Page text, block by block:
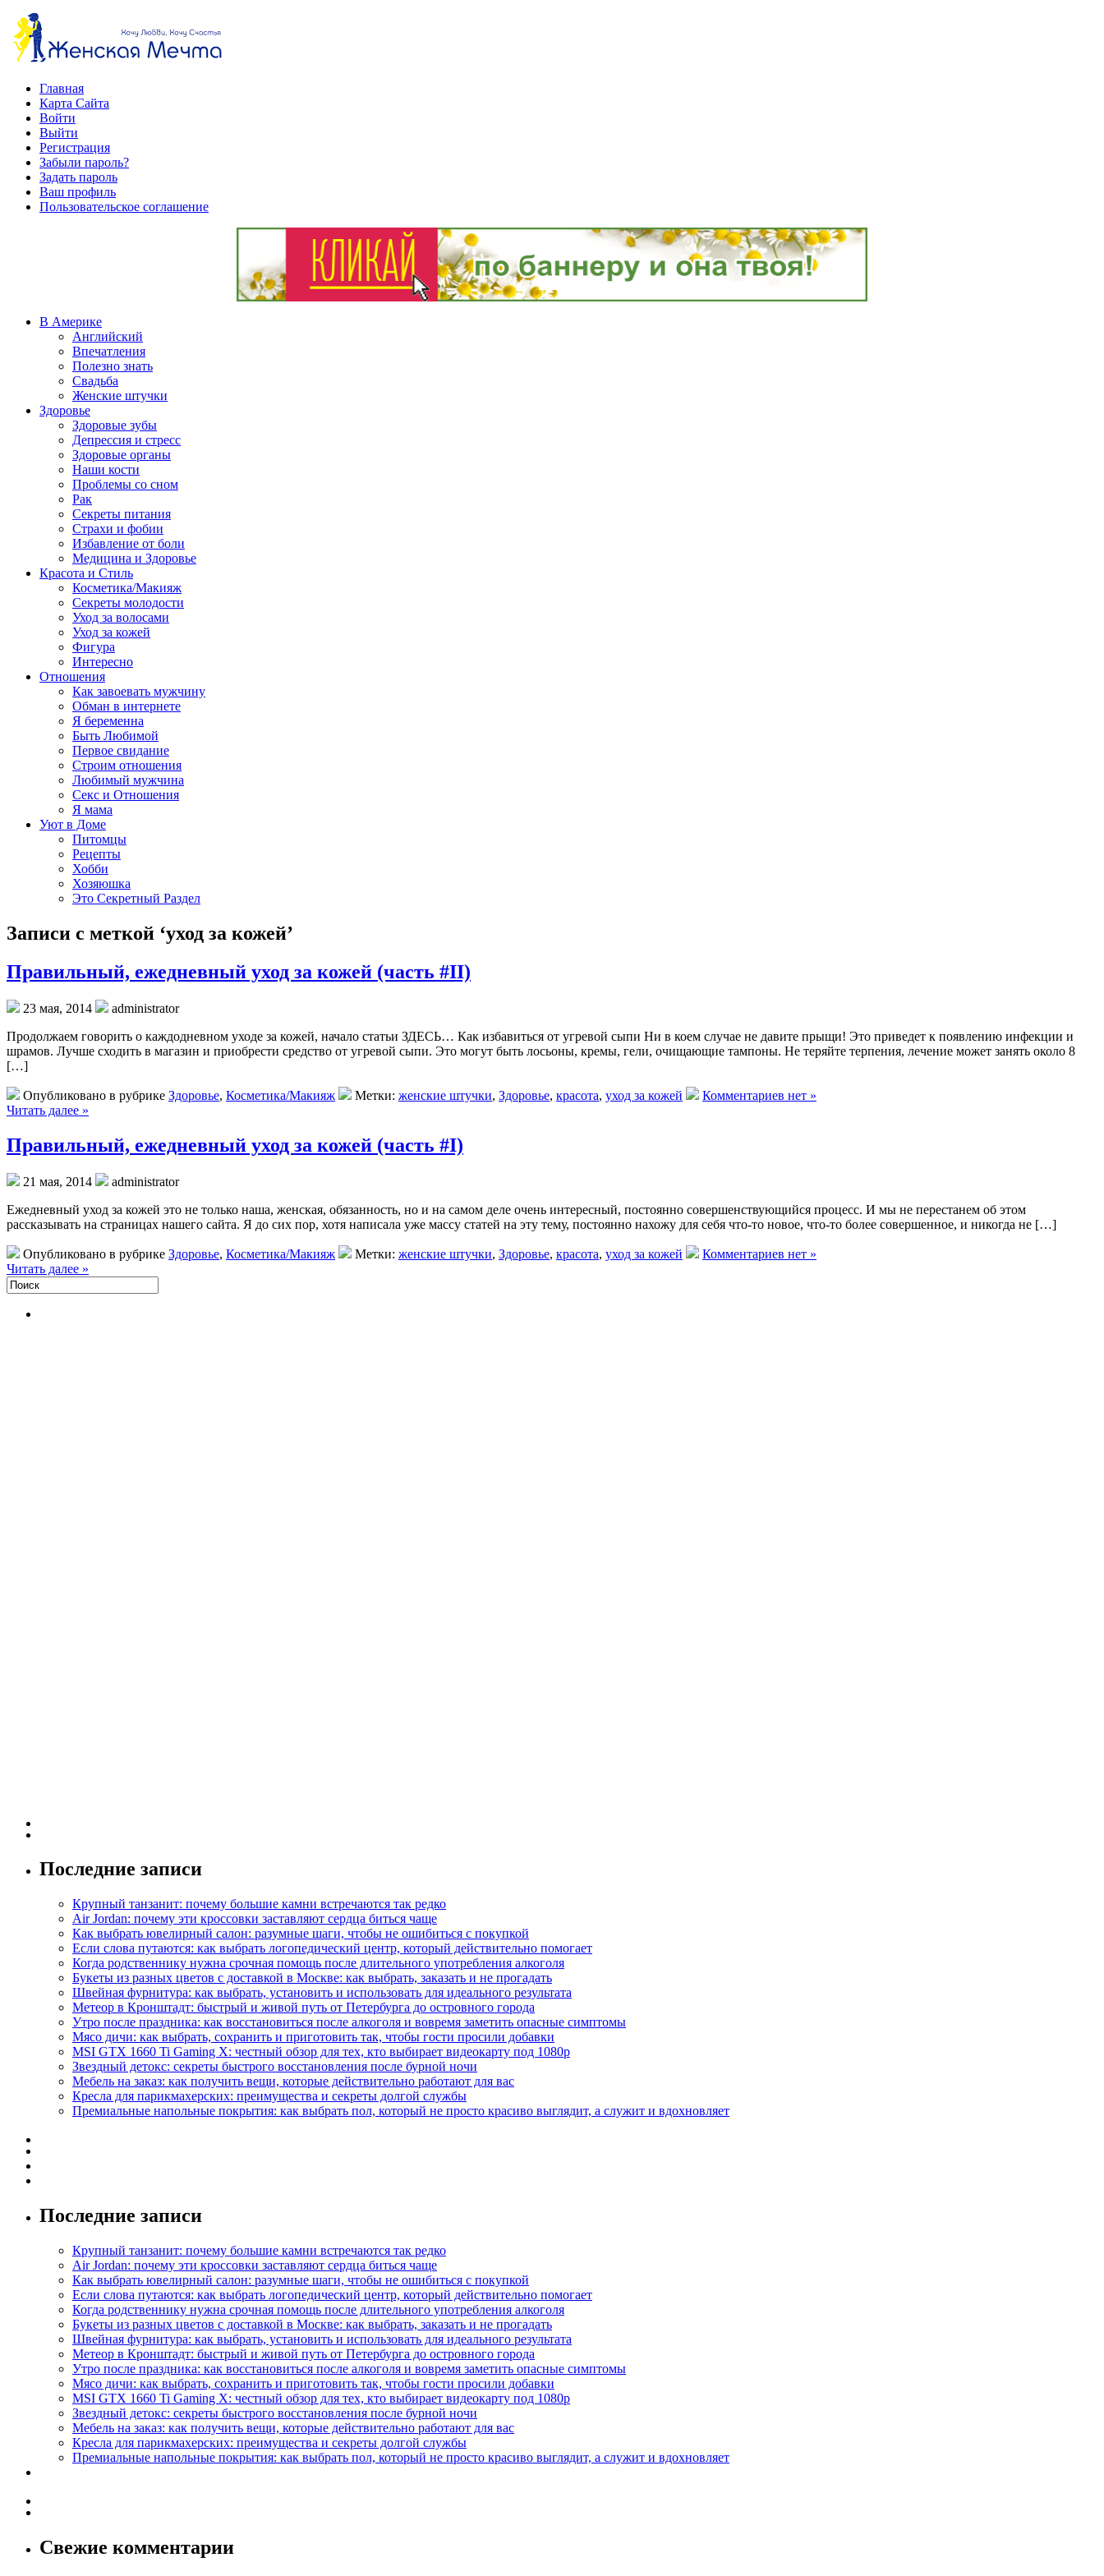
Главная
Карта Сайта
Войти
Выйти
Регистрация
Забыли пароль?
Задать пароль
Ваш профиль
Пользовательское соглашение
В Америке
Английский
Впечатления
Полезно знать
Свадьба
Женские штучки
Здоровье
Здоровые зубы
Депрессия и стресс
Здоровые органы
Наши кости
Проблемы со сном
Рак
Секреты питания
Страхи и фобии
Избавление от боли
Медицина и Здоровье
Красота и Стиль
Косметика/Макияж
Секреты молодости
Уход за волосами
Уход за кожей
Фигура
Интересно
Отношения
Как завоевать мужчину
Обман в интернете
Я беременна
Быть Любимой
Первое свидание
Строим отношения
Любимый мужчина
Секс и Отношения
Я мама
Уют в Доме
Питомцы
Рецепты
Хобби
Хозяюшка
Это Секретный Раздел
Записи с меткой ‘уход за кожей’
Правильный, ежедневный уход за кожей (часть #II)
23 мая, 2014
administrator
Продолжаем говорить о каждодневном уходе за кожей, начало статьи ЗДЕСЬ… Как избавиться от угревой сыпи Ни в коем случае не давите прыщи! Это приведет к появлению инфекции и
шрамов. Лучше сходить в магазин и приобрести средство от угревой сыпи. Это могут быть лосьоны, кремы, гели, очищающие тампоны. Не теряйте терпения, лечение может занять около 8
[…]
Опубликовано в рубрике Здоровье, Косметика/Макияж Метки: женские штучки, Здоровье, красота, уход за кожей
Комментариев нет »
Читать далее »
Правильный, ежедневный уход за кожей (часть #I)
21 мая, 2014
administrator
Ежедневный уход за кожей это не только наша, женская, обязанность, но и на самом деле очень интересный, постоянно совершенствующийся процесс. И мы не перестанем об этом
рассказывать на страницах нашего сайта. Я до сих пор, хотя написала уже массу статей на эту тему, постоянно нахожу для себя что-то новое, что-то более совершенное, и никогда не […]
Опубликовано в рубрике Здоровье, Косметика/Макияж Метки: женские штучки, Здоровье, красота, уход за кожей
Комментариев нет »
Читать далее »
Последние записи
Крупный танзанит: почему большие камни встречаются так редко
Air Jordan: почему эти кроссовки заставляют сердца биться чаще
Как выбрать ювелирный салон: разумные шаги, чтобы не ошибиться с покупкой
Если слова путаются: как выбрать логопедический центр, который действительно помогает
Когда родственнику нужна срочная помощь после длительного употребления алкоголя
Букеты из разных цветов с доставкой в Москве: как выбрать, заказать и не прогадать
Швейная фурнитура: как выбрать, установить и использовать для идеального результата
Метеор в Кронштадт: быстрый и живой путь от Петербурга до островного города
Утро после праздника: как восстановиться после алкоголя и вовремя заметить опасные симптомы
Мясо дичи: как выбрать, сохранить и приготовить так, чтобы гости просили добавки
MSI GTX 1660 Ti Gaming X: честный обзор для тех, кто выбирает видеокарту под 1080p
Звездный детокс: секреты быстрого восстановления после бурной ночи
Мебель на заказ: как получить вещи, которые действительно работают для вас
Кресла для парикмахерских: преимущества и секреты долгой службы
Премиальные напольные покрытия: как выбрать пол, который не просто красиво выглядит, а служит и вдохновляет
Последние записи
Крупный танзанит: почему большие камни встречаются так редко
Air Jordan: почему эти кроссовки заставляют сердца биться чаще
Как выбрать ювелирный салон: разумные шаги, чтобы не ошибиться с покупкой
Если слова путаются: как выбрать логопедический центр, который действительно помогает
Когда родственнику нужна срочная помощь после длительного употребления алкоголя
Букеты из разных цветов с доставкой в Москве: как выбрать, заказать и не прогадать
Швейная фурнитура: как выбрать, установить и использовать для идеального результата
Метеор в Кронштадт: быстрый и живой путь от Петербурга до островного города
Утро после праздника: как восстановиться после алкоголя и вовремя заметить опасные симптомы
Мясо дичи: как выбрать, сохранить и приготовить так, чтобы гости просили добавки
MSI GTX 1660 Ti Gaming X: честный обзор для тех, кто выбирает видеокарту под 1080p
Звездный детокс: секреты быстрого восстановления после бурной ночи
Мебель на заказ: как получить вещи, которые действительно работают для вас
Кресла для парикмахерских: преимущества и секреты долгой службы
Премиальные напольные покрытия: как выбрать пол, который не просто красиво выглядит, а служит и вдохновляет
Свежие комментарии